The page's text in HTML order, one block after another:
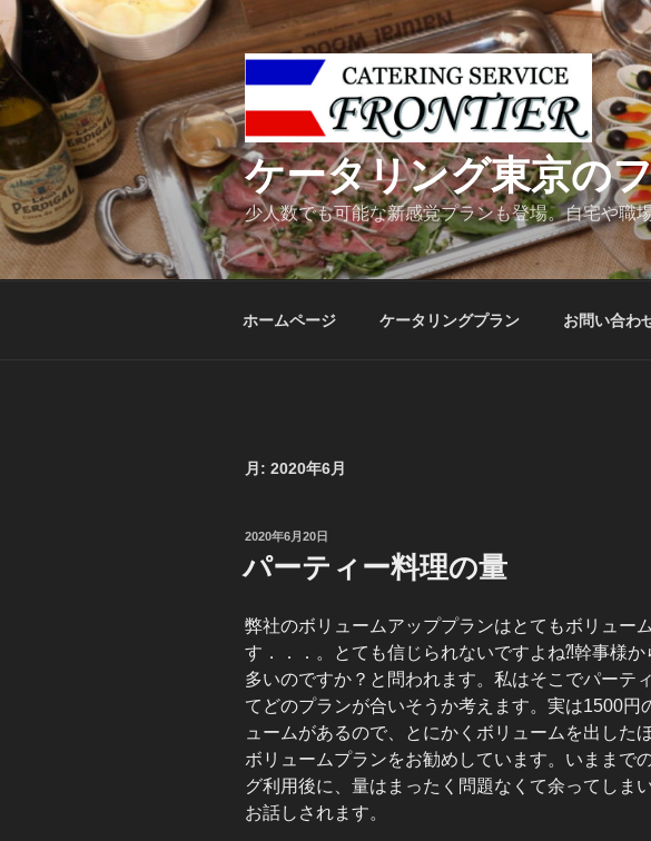
ン
テ
ン
へ
ス
キ
ッ
プ
ケータリング東京の
少人数でも可能な新感覚プランも登場。自宅や職
ホームページ ケータリングプラン お問い合わ
月: 2020年6月
投
日:
2020年6月20日
パーティー料理の量
弊社のボリュームアッププランはとてもボリュー
す．．．。とても信じられないですよね⁈幹事様
多いのですか？と問われます。私はそこでパーテ
てどのプランが合いそうか考えます。実は1500円
ュームがあるので、とにかくボリュームを出した
ボリュームプランをお勧めしています。いままで
グ利用後に、量はまったく問題なくて余ってしま
お話しされます。